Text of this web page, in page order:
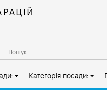
Категорія посади: